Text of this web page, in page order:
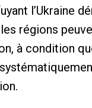
l’Ukraine
régions
à condition